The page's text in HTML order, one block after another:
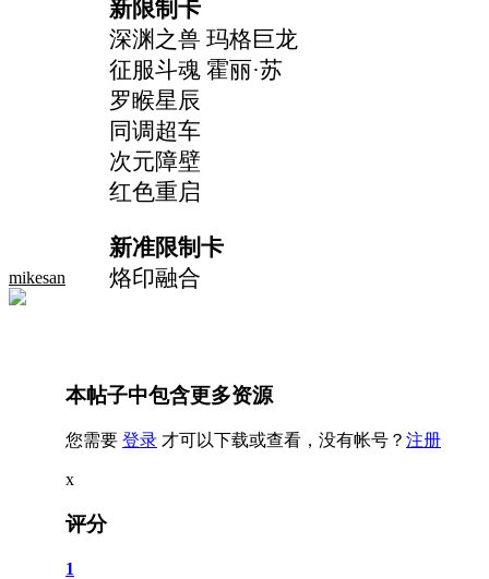
mikesan
新限制卡
深渊之兽 玛格巨龙
征服斗魂 霍丽·苏
罗睺星辰
同调超车
次元障壁
红色重启
新准限制卡
烙印融合
本帖子中包含更多资源
您需要 登录 才可以下载或查看，没有帐号？ 注册
x
评分
1